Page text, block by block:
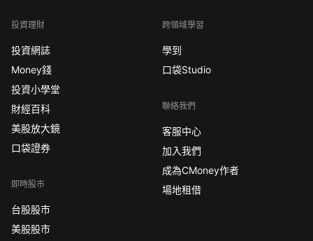
投資理財
投資網誌
Money錢
投資小學堂
財經百科
美股放大鏡
口袋證券
即時股市
台股股市
美股股市
跨領域學習
學到
口袋Studio
聯絡我們
客服中心
加入我們
成為CMoney作者
場地租借